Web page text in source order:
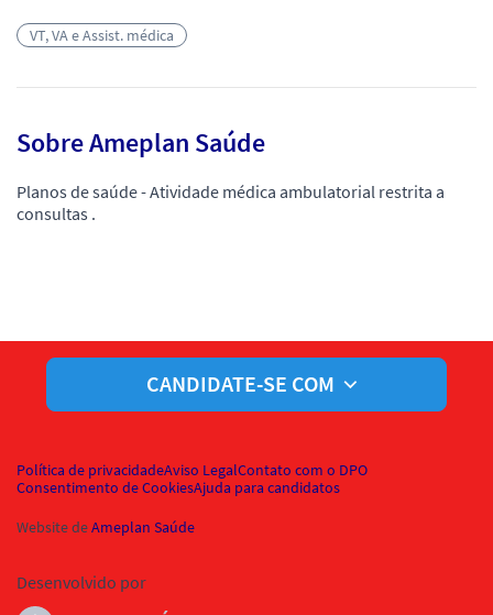
VT, VA e Assist. médica
Sobre Ameplan Saúde
Planos de saúde - Atividade médica ambulatorial restrita a
consultas .
CANDIDATE-SE COM
Política de privacidadeAviso LegalContato com o DPO
Consentimento de CookiesAjuda para candidatos
Website deAmeplan Saúde
Desenvolvido por